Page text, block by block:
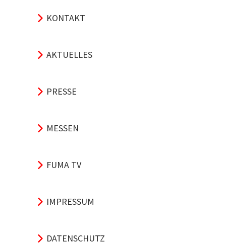
KONTAKT
AKTUELLES
PRESSE
MESSEN
FUMA TV
IMPRESSUM
DATENSCHUTZ